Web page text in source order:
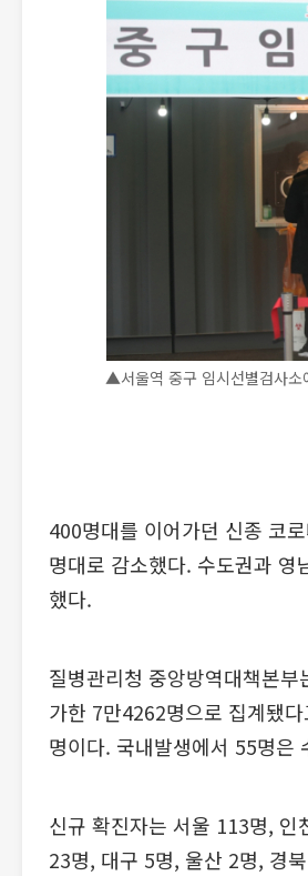
▲서울역 중구 임시선별검사소
400명대를 이어가던 신종 코
명대로 감소했다. 수도권과
했다.
질병관리청 중앙방역대책본
가한 7만4262명으로 집계됐
명이다. 국내발생에서 55명은
신규 확진자는 서울 113명,
23명, 대구 5명, 울산 2명, 경